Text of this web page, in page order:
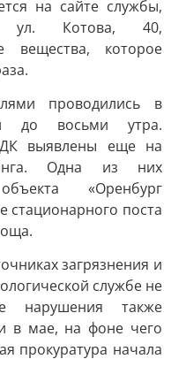
на сайте службы,
ул. Котова, 40,
вещества, которое
проводились в
до восьми утра.
выявлены еще на
Одна из них
«Оренбург
стационарного поста
загрязнения и
службе не
нарушения также
в мае, на фоне чего
прокуратура начала